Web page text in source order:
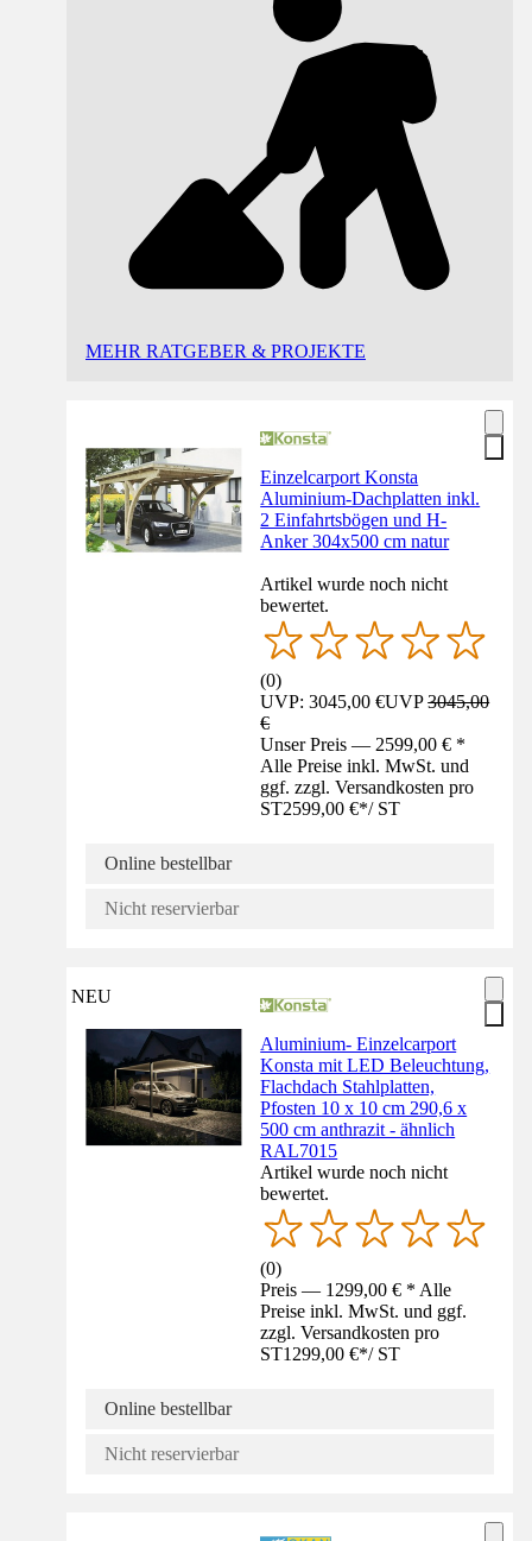
MEHR RATGEBER & PROJEKTE
Einzelcarport Konsta
Aluminium-Dachplatten inkl.
2 Einfahrtsbögen und H-
Anker 304x500 cm natur
Artikel wurde noch nicht
bewertet.
(0)
UVP: 3045,00 €UVP3045,00
€
Unser Preis — 2599,00 € *
Alle Preise inkl. MwSt. und
ggf. zzgl. Versandkosten pro
ST2599,00 €*/ ST
Online bestellbar
Nicht reservierbar
NEU
Aluminium- Einzelcarport
Konsta mit LED Beleuchtung,
Flachdach Stahlplatten,
Pfosten 10 x 10 cm 290,6 x
500 cm anthrazit - ähnlich
RAL7015
Artikel wurde noch nicht
bewertet.
(0)
Preis — 1299,00 € * Alle
Preise inkl. MwSt. und ggf.
zzgl. Versandkosten pro
ST1299,00 €*/ ST
Online bestellbar
Nicht reservierbar